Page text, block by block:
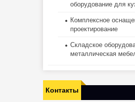
оборудование для
Комплексное
проектирование
Складское
металлическая
Контакты